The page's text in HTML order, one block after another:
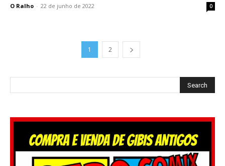
O Ralho - 22 de junho de 2022 0
1 2